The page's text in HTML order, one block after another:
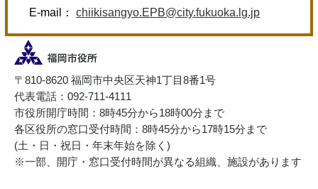
E-mail：chiikisangyo.EPB@city.fukuoka.lg.jp
〒810-8620 福岡市中央区天神1丁目8番1号
代表電話：092-711-4111
市役所開庁時間：8時45分から18時00分まで
各区役所の窓口受付時間：8時45分から17時15分まで
(土・日・祝日・年末年始を除く)
※一部、開庁・窓口受付時間が異なる組織、施設があります